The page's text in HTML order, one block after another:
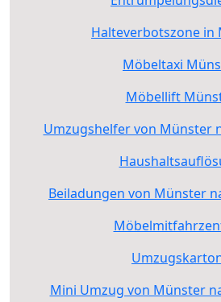
Halteverbotszone in
Möbeltaxi
Möbellift
Umzugshelfer von Münster
Beiladungen von Münster
Mini Umzug von Münster